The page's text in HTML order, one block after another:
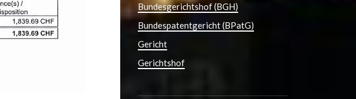
Bundesgerichtshof (BGH)
Bundespatentgericht (BPatG)
Gericht
Gerichtshof